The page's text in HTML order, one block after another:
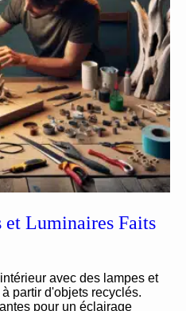
et Luminaires Faits
avec des lampes et
partir d'objets recyclés.
pour un éclairage